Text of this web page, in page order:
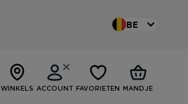
BE
WINKELS ACCOUNT FAVORIETEN MANDJE